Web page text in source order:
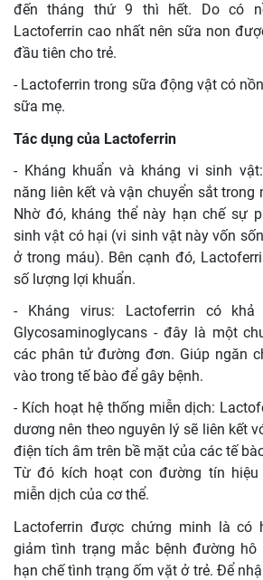
đến tháng thứ 9 thì hết. Do có
Lactoferrin cao nhất nên sữa non
đầu tiên cho trẻ.
- Lactoferrin trong sữa động vật có
sữa mẹ.
Tác dụng của Lactoferrin
- Kháng khuẩn và kháng vi sinh
năng liên kết và vận chuyển sắt trong
Nhờ đó, kháng thể này hạn chế sự
sinh vật có hại (vi sinh vật này vốn
ở trong máu). Bên cạnh đó,
số lượng lợi khuẩn.
- Kháng virus: Lactoferrin có
Glycosaminoglycans - đây là một
các phân tử đường đơn. Giúp ngăn
vào trong tế bào để gây bệnh.
- Kích hoạt hệ thống miễn dịch:
dương nên theo nguyên lý sẽ liên kết
điện tích âm trên bề mặt của các tế
Từ đó kích hoạt con đường tín
miễn dịch của cơ thể.
Lactoferrin được chứng minh là có
giảm tình trạng mắc bệnh đường hô
hạn chế tình trạng ốm vặt ở trẻ. Để